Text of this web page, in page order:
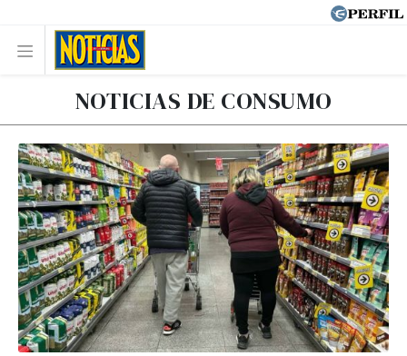
NOTICIAS DE CONSUMO